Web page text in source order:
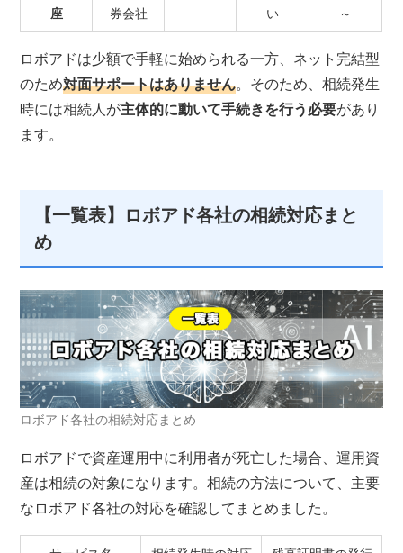
座
券会社
い
～
ロボアドは少額で手軽に始められる一方、ネット完結型
のため対面サポートはありません。そのため、相続発生
時には相続人が主体的に動いて手続きを行う必要があり
ます。
【一覧表】ロボアド各社の相続対応まと
め
ロボアド各社の相続対応まとめ
ロボアドで資産運用中に利用者が死亡した場合、運用資
産は相続の対象になります。相続の方法について、主要
なロボアド各社の対応を確認してまとめました。